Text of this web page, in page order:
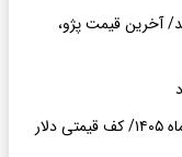
آخرین قیمت پژو،
قیمت دلار، یورو و سایر ارزها امروز ۱۹ مردادماه ۱۴۰۵/ کف قیمتی دلار